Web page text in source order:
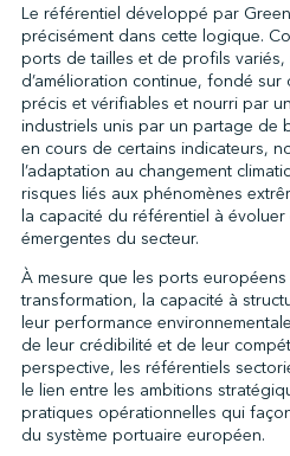
Le référentiel développé par
précisément dans cette logique.
ports de tailles et de profils
d’amélioration continue, fondé
précis et vérifiables et nourri par
industriels unis par un partage de
en cours de certains indicateurs,
l’adaptation au changement
risques liés aux phénomènes
la capacité du référentiel à
émergentes du secteur.
À mesure que les ports
transformation, la capacité à
leur performance
de leur crédibilité et de leur
perspective, les référentiels
le lien entre les ambitions
pratiques opérationnelles qui
du système portuaire européen.